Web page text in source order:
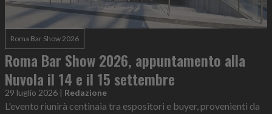
Roma Bar Show 2026
Roma Bar Show 2026, appuntamento alla
Nuvola il 14 e il 15 settembre
29 luglio 2026 | Redazione
L'evento riunirà centinaia tra espositori e buyer, provenienti da